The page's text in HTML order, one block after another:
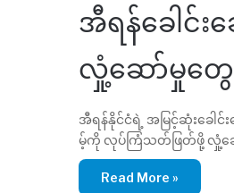
အီရန်ခေါင်
လှုံ့ဆော်မှုတွေ
အီရန်နိုင်ငံရဲ့ အမြင့်ဆုံးခေါ
မ့်ကို လုပ်ကြံသတ်ဖြတ်ဖို့ လှုံ့ဆေ
Read More »